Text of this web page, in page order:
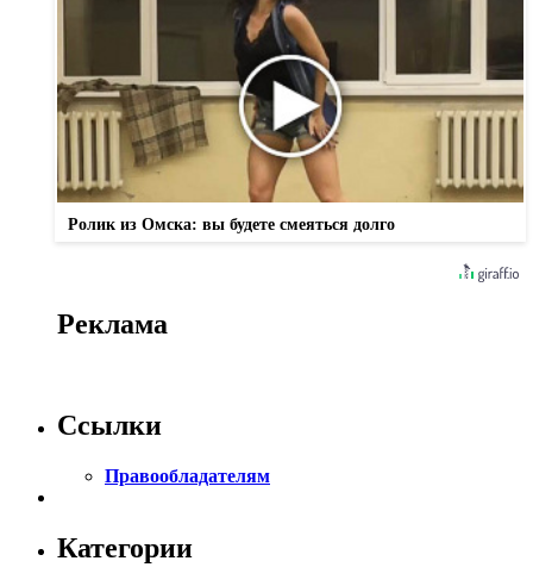
Ролик из Омска: вы будете смеяться долго
Реклама
Ссылки
Правообладателям
Категории